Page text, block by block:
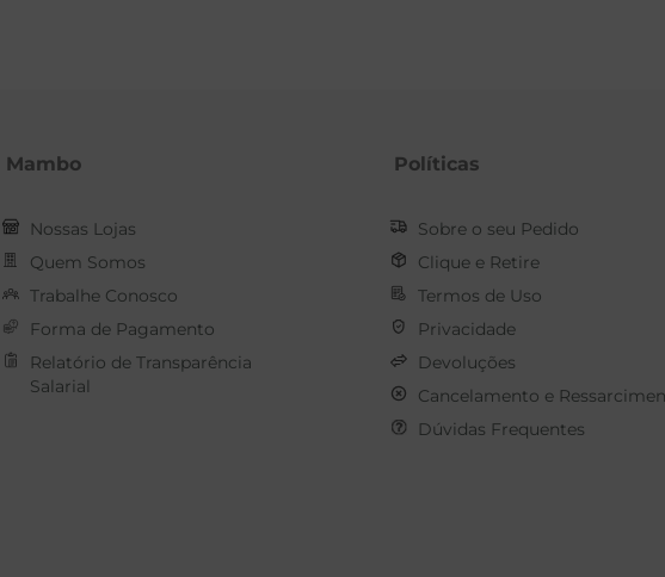
Mambo
Nossas Lojas
Quem Somos
Trabalhe Conosco
Forma de Pagamento
Relatório de Transparência
Salarial
Políticas
Sobre o seu Pedido
Clique e Retire
Termos de Uso
Privacidade
Devoluções
Cancelamento e
Dúvidas Frequentes